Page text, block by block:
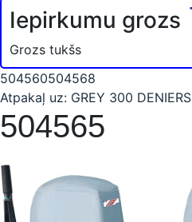
Iepirkumu grozs
Grozs tukšs
504560504568
Atpakaļ uz: GREY 300 DENIERS
504565